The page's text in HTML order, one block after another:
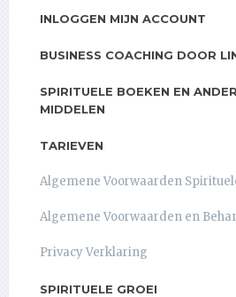
INLOGGEN MIJN ACCOUNT
BUSINESS COACHING DOOR
SPIRITUELE BOEKEN EN
MIDDELEN
TARIEVEN
Algemene Voorwaarden
Algemene Voorwaarden en
Privacy Verklaring
SPIRITUELE GROEI